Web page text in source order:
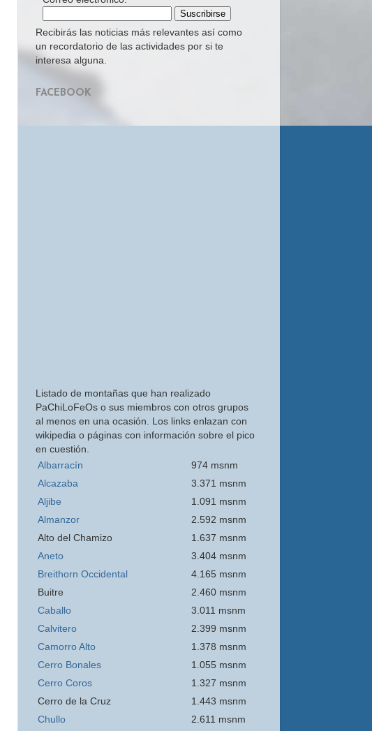
Recibirás las noticias más relevantes así como
un recordatorio de las actividades por si te
interesa alguna.
FACEBOOK
Listado de montañas que han realizado
PaChiLoFeOs o sus miembros con otros grupos
al menos en una ocasión. Los links enlazan con
wikipedia o páginas con información sobre el pico
en cuestión.
Albarracín
974 msnm
Alcazaba
3.371 msnm
Aljibe
1.091 msnm
Almanzor
2.592 msnm
Alto del Chamizo
1.637 msnm
Aneto
3.404 msnm
Breithorn Occidental
4.165 msnm
Buitre
2.460 msnm
Caballo
3.011 msnm
Calvitero
2.399 msnm
CamorroAlto
1.378 msnm
Cerro Bonales
1.055 msnm
Cerro Coros
1.327 msnm
Cerro de la Cruz
1.443 msnm
Chullo
2.611 msnm